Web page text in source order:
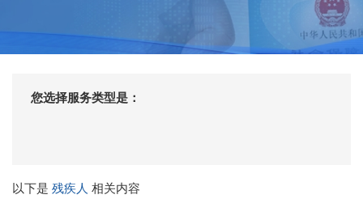
您选择服务类型是：
以下是残疾人相关内容